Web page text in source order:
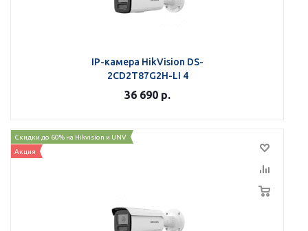
IP-камера HikVision DS-
2CD2T87G2H-LI 4
36 690 р.
Скидки до 60% на Hikvision и UNV
Акция